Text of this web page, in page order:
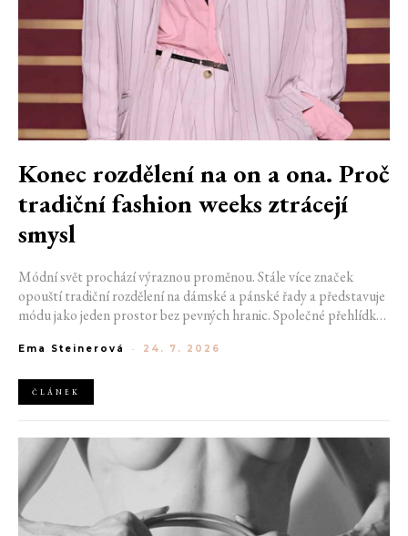
Konec rozdělení na on a ona. Proč
tradiční fashion weeks ztrácejí
smysl
Módní svět prochází výraznou proměnou. Stále více značek
opouští tradiční rozdělení na dámské a pánské řady a představuje
módu jako jeden prostor bez pevných hranic. Společné přehlídky,
klasické týdny módy mohou brzy vypadat úplně jinak.
Ema Steinerová - 24. 7. 2026
ČLÁNEK